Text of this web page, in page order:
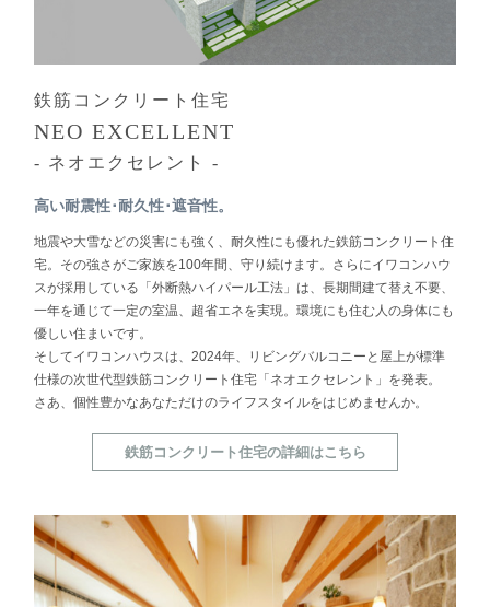
鉄筋コンクリート住宅
NEO EXCELLENT
- ネオエクセレント -
高い耐震性･耐久性･遮音性。
地震や大雪などの災害にも強く、耐久性にも優れた鉄筋コンクリート住
宅。その強さがご家族を100年間、守り続けます。さらにイワコンハウ
スが採用している「外断熱ハイパール工法」は、長期間建て替え不要、
一年を通じて一定の室温、超省エネを実現。環境にも住む人の身体にも
優しい住まいです。
そしてイワコンハウスは、2024年、リビングバルコニーと屋上が標準
仕様の次世代型鉄筋コンクリート住宅「ネオエクセレント」を発表。
さあ、個性豊かなあなただけのライフスタイルをはじめませんか。
鉄筋コンクリート住宅の詳細はこちら